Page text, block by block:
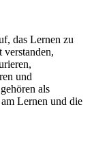
das Lernen zu
und
als
Lernen und die